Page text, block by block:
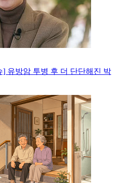
] 유방암 투병 후 더 단단해진 박